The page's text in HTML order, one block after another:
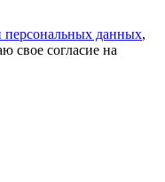
персональных данных,
свое согласие на